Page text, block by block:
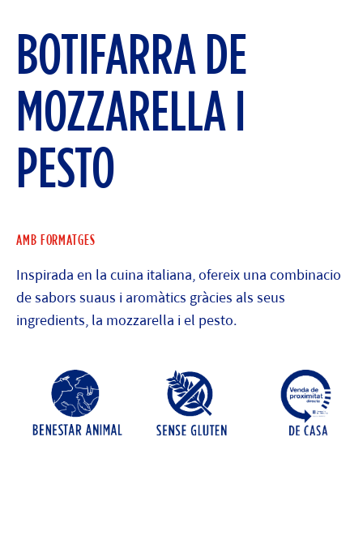
BOTIFARRA DE
MOZZARELLA I
PESTO
AMB FORMATGES
Inspirada en la cuina italiana, ofereix una combinacio
de sabors suaus i aromàtics gràcies als seus
ingredients, la mozzarella i el pesto.